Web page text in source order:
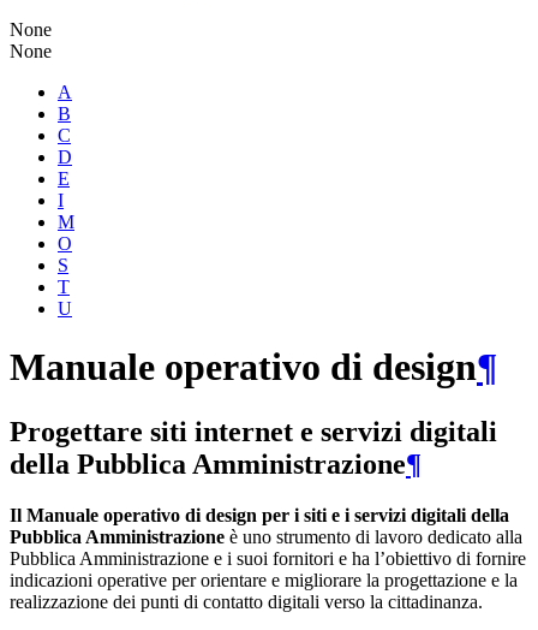
None
None
A
B
C
D
E
I
M
O
S
T
U
Manuale operativo di design¶
Progettare siti internet e servizi digitali
della Pubblica Amministrazione¶
Il Manuale operativo di design per i siti e i servizi digitali della
Pubblica Amministrazione è uno strumento di lavoro dedicato alla
Pubblica Amministrazione e i suoi fornitori e ha l’obiettivo di fornire
indicazioni operative per orientare e migliorare la progettazione e la
realizzazione dei punti di contatto digitali verso la cittadinanza.